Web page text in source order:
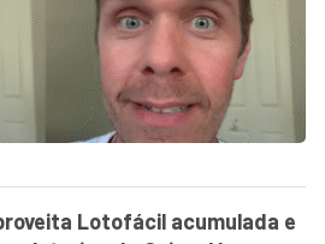
Lotofácil acumulada e